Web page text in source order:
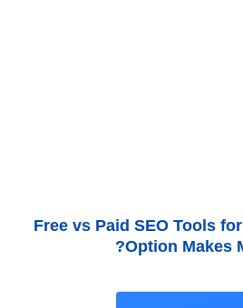
Free vs Paid SEO Tools
Option Makes